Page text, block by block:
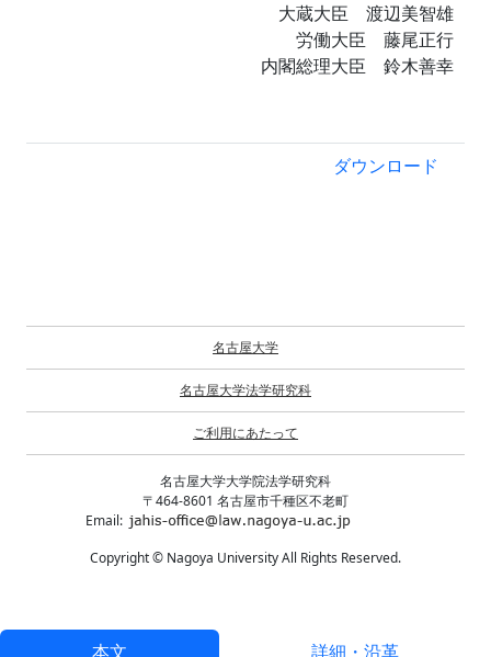
大蔵大臣 渡辺美智雄
労働大臣 藤尾正行
内閣総理大臣 鈴木善幸
ダウンロード
本文 詳細・沿革
名古屋大学
名古屋大学法学研究科
ご利用にあたって
名古屋大学大学院法学研究科
〒464-8601 名古屋市千種区不老町
Email:
Copyright © Nagoya University All Rights Reserved.